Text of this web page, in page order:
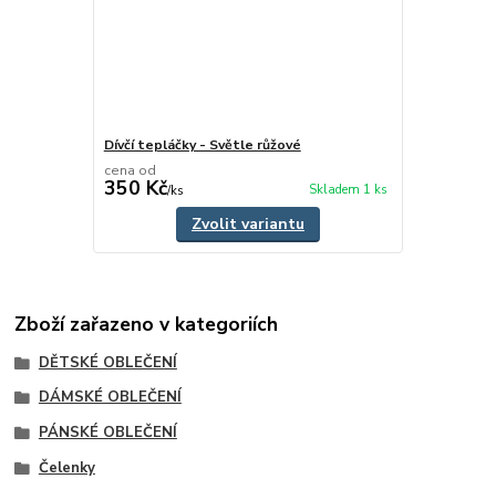
Dívčí tepláčky - Světle růžové
cena od
350 Kč/ks Skladem 1 ks
Zvolit variantu
Zboží zařazeno v kategoriích
DĚTSKÉ OBLEČENÍ
DÁMSKÉ OBLEČENÍ
PÁNSKÉ OBLEČENÍ
Čelenky